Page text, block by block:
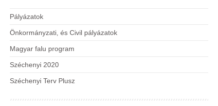
Pályázatok
Önkormányzati, és Civil pályázatok
Magyar falu program
Széchenyi 2020
Széchenyi Terv Plusz